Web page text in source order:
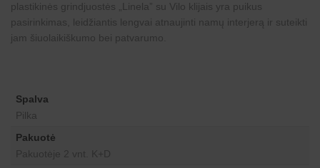
plastikinės grindjuostės „Linela” su Vilo klijais yra puikus
pasirinkimas, leidžiantis lengvai atnaujinti namų interjerą ir suteikti
jam šiuolaikiškumo bei patvarumo.
Spalva
Pilka
Pakuotė